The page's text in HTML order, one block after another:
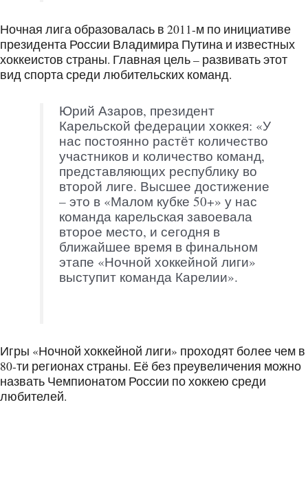
Ночная лига образовалась в 2011-м по инициативе
президента России Владимира Путина и известных
хоккеистов страны. Главная цель – развивать этот
вид спорта среди любительских команд.
Юрий Азаров, президент
Карельской федерации хоккея: «У
нас постоянно растёт количество
участников и количество команд,
представляющих республику во
второй лиге. Высшее достижение
– это в «Малом кубке 50+» у нас
команда карельская завоевала
второе место, и сегодня в
ближайшее время в финальном
этапе «Ночной хоккейной лиги»
выступит команда Карелии».
Игры «Ночной хоккейной лиги» проходят более чем в
80-ти регионах страны. Её без преувеличения можно
назвать Чемпионатом России по хоккею среди
любителей.